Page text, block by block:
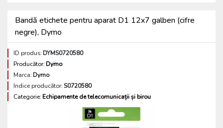
Bandă etichete pentru aparat D1 12x7 galben (cifre
negre), Dymo
ID produs:DYMS0720580
Producător:Dymo
Marca:Dymo
Indice producător:S0720580
Categorie:Echipamente de telecomunicații și birou